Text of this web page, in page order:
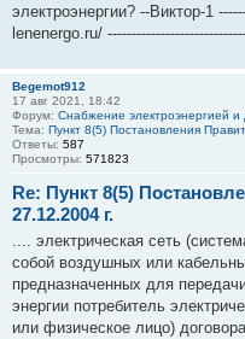
электроэнергии? --Виктор-1
lenenergo.ru/
Begemot912
17 авг 2021, 18:42
Форум: Снабжение электроэнергией
Тема: Пункт 8(5) Постановления
Ответы: 587
Просмотры: 571823
Re: Пункт 8(5)
27.12.2004 г.
.... электрическая сеть
собой воздушных или
предназначенных для
энергии потребитель
или физическое лицо)